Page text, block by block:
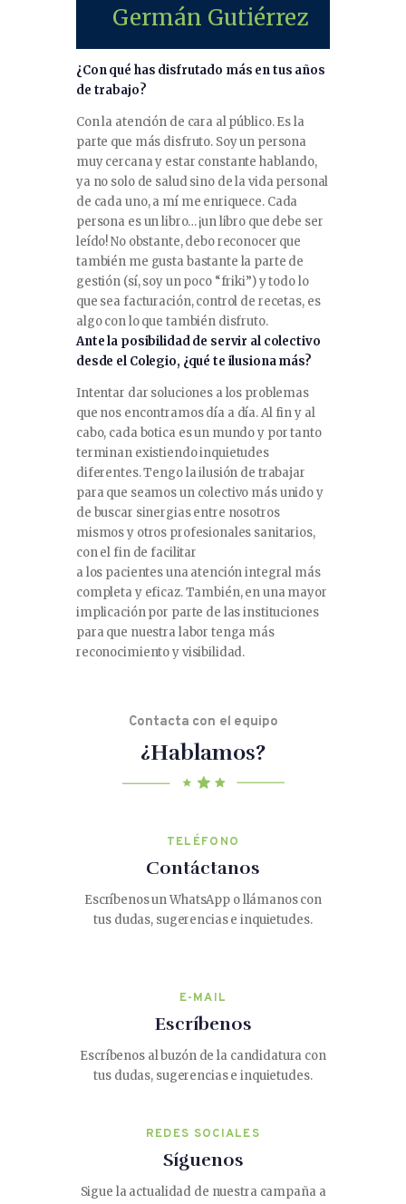
Germán Gutiérrez
¿Con qué has disfrutado más en tus años
de trabajo?
Con la atención de cara al público. Es la
parte que más disfruto. Soy un persona
muy cercana y estar constante hablando,
ya no solo de salud sino de la vida personal
de cada uno, a mí me enriquece. Cada
persona es un libro… ¡un libro que debe ser
leído! No obstante, debo reconocer que
también me gusta bastante la parte de
gestión (sí, soy un poco “friki”) y todo lo
que sea facturación, control de recetas, es
algo con lo que también disfruto.
Ante la posibilidad de servir al colectivo
desde el Colegio, ¿qué te ilusiona más?
Intentar dar soluciones a los problemas
que nos encontramos día a día. Al fin y al
cabo, cada botica es un mundo y por tanto
terminan existiendo inquietudes
diferentes. Tengo la ilusión de trabajar
para que seamos un colectivo más unido y
de buscar sinergias entre nosotros
mismos y otros profesionales sanitarios,
con el fin de facilitar
a los pacientes una atención integral más
completa y eficaz. También, en una mayor
implicación por parte de las instituciones
para que nuestra labor tenga más
reconocimiento y visibilidad.
Contacta con el equipo
¿Hablamos?
TELÉFONO
Contáctanos
Escríbenos un WhatsApp o llámanos con
tus dudas, sugerencias e inquietudes.
E-MAIL
Escríbenos
Escríbenos al buzón de la candidatura con
tus dudas, sugerencias e inquietudes.
REDES SOCIALES
Síguenos
Sigue la actualidad de nuestra campaña a